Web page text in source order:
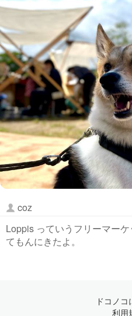
coz
Loppis っていうフリーマー
てもんにきたよ。
ドコノ
利用